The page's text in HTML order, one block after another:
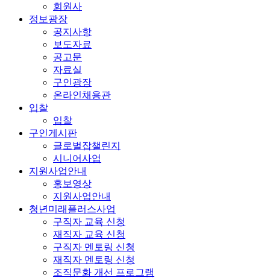
회원사
정보광장
공지사항
보도자료
공고문
자료실
구인광장
온라인채용관
입찰
입찰
구인게시판
글로벌잡챌린지
시니어사업
지원사업안내
홍보영상
지원사업안내
청년미래플러스사업
구직자 교육 신청
재직자 교육 신청
구직자 멘토링 신청
재직자 멘토링 신청
조직문화 개선 프로그램